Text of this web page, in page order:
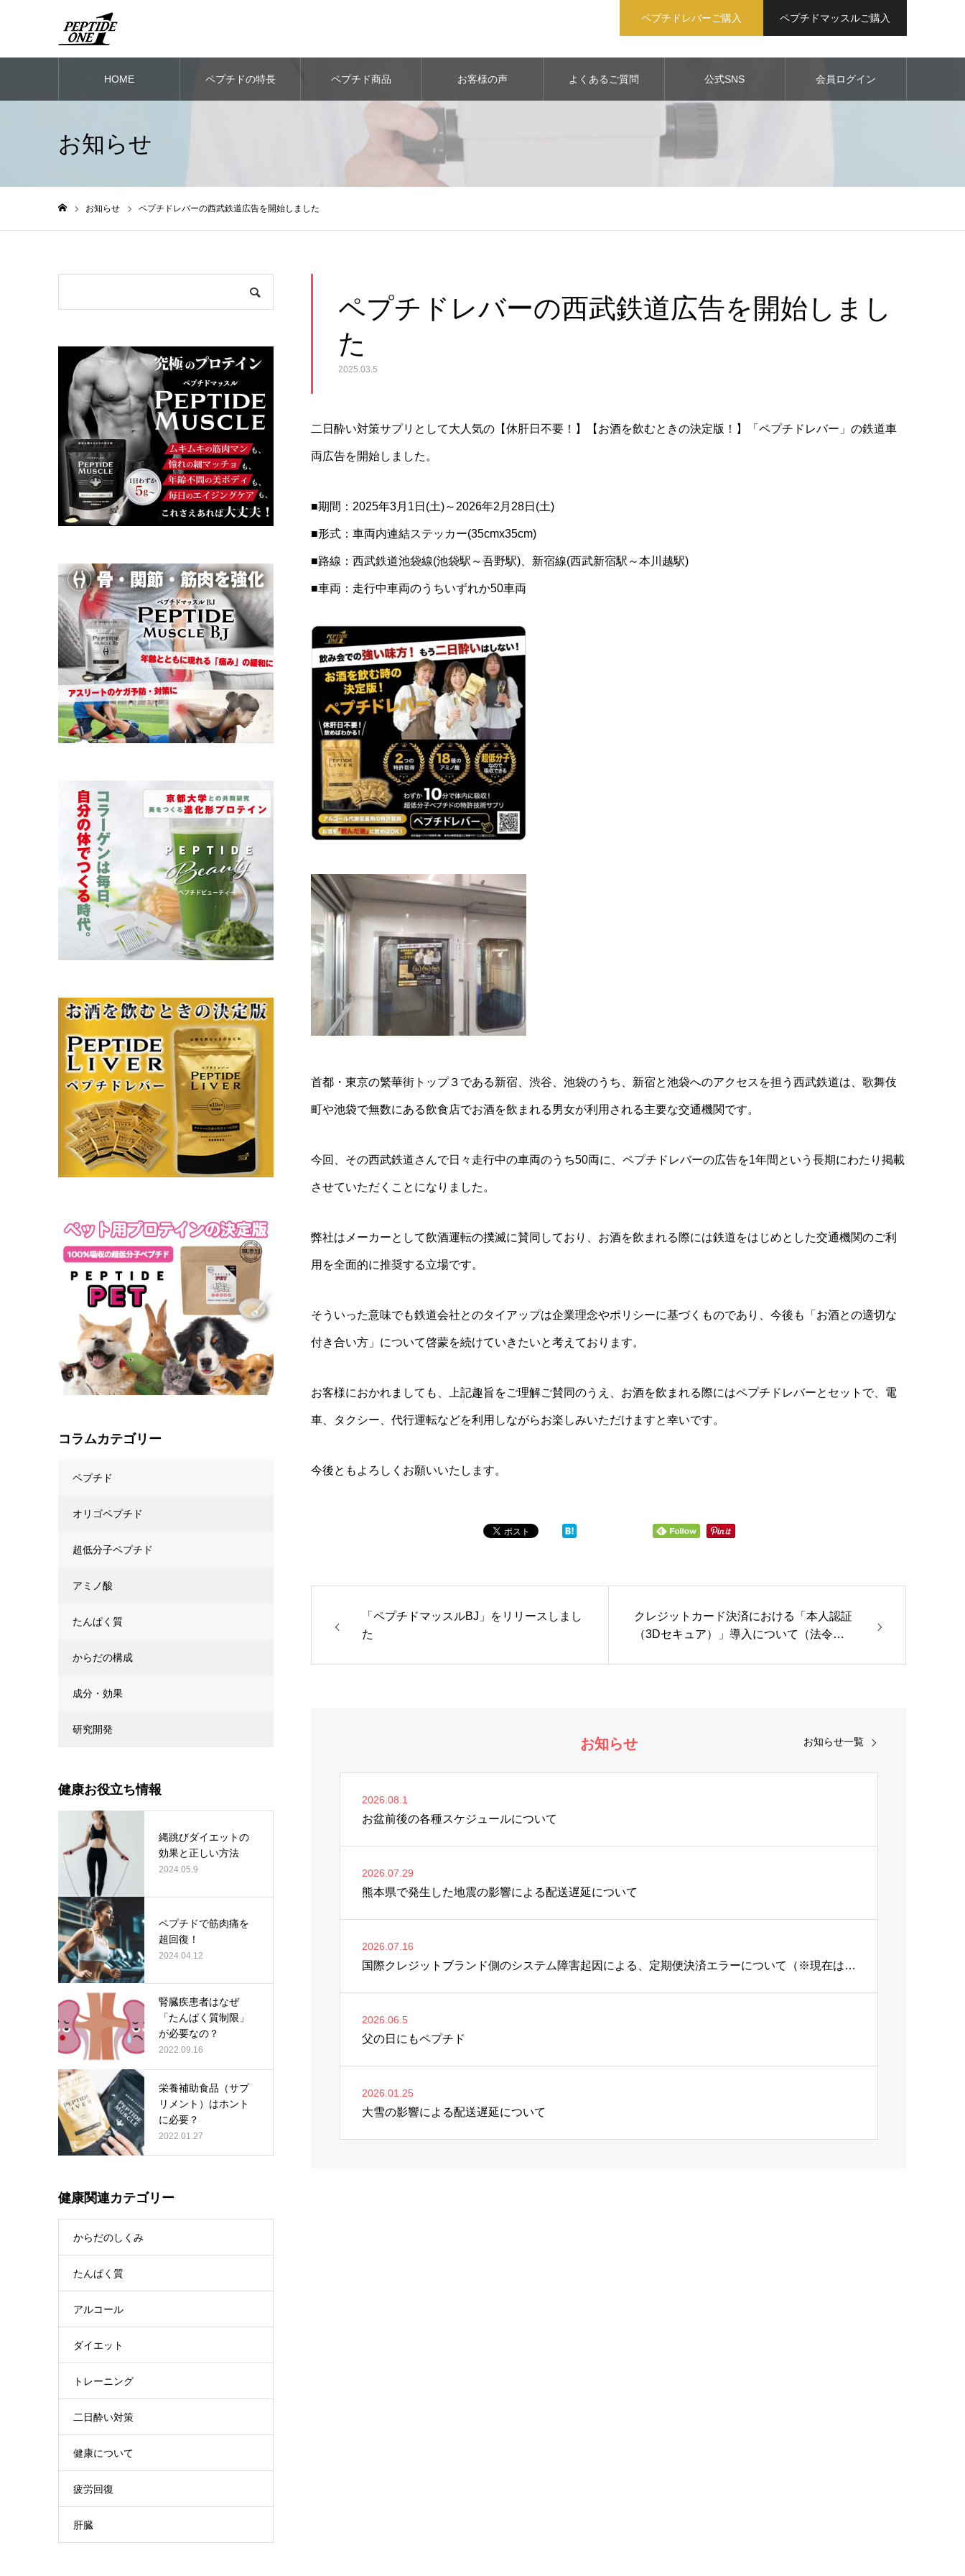
ペプチドレバーご購入 ペプチドマッスルご購入
HOME ペプチドの特長 ペプチド商品 お客様の声 よくあるご質問 公式SNS 会員ログイン
お知らせ
お知らせ ペプチドレバーの西武鉄道広告を開始しました
ペプチドレバーの西武鉄道広告を開始しまし
た
2025.03.5
二日酔い対策サプリとして大人気の【休肝日不要！】【お酒を飲むときの決定版！】「ペプチドレバー」の鉄道車
両広告を開始しました。
■期間：2025年3月1日(土)～2026年2月28日(土)
■形式：車両内連結ステッカー(35cmx35cm)
■路線：西武鉄道池袋線(池袋駅～吾野駅)、新宿線(西武新宿駅～本川越駅)
■車両：走行中車両のうちいずれか50車両
首都・東京の繁華街トップ３である新宿、渋谷、池袋のうち、新宿と池袋へのアクセスを担う西武鉄道は、歌舞伎
町や池袋で無数にある飲食店でお酒を飲まれる男女が利用される主要な交通機関です。
今回、その西武鉄道さんで日々走行中の車両のうち50両に、ペプチドレバーの広告を1年間という長期にわたり掲載
させていただくことになりました。
弊社はメーカーとして飲酒運転の撲滅に賛同しており、お酒を飲まれる際には鉄道をはじめとした交通機関のご利
用を全面的に推奨する立場です。
そういった意味でも鉄道会社とのタイアップは企業理念やポリシーに基づくものであり、今後も「お酒との適切な
付き合い方」について啓蒙を続けていきたいと考えております。
お客様におかれましても、上記趣旨をご理解ご賛同のうえ、お酒を飲まれる際にはペプチドレバーとセットで、電
車、タクシー、代行運転などを利用しながらお楽しみいただけますと幸いです。
今後ともよろしくお願いいたします。
「ペプチドマッスルBJ」をリリースしまし
た
クレジットカード決済における「本人認証
（3Dセキュア）」導入について（法令対
お知らせ
2026.08.1
お盆前後の各種スケジュールについて
2026.07.29
熊本県で発生した地震の影響による配送遅延について
2026.07.16
国際クレジットブランド側のシステム障害起因による、定期便決済エラーについて（※現在は復旧済み）
2026.06.5
父の日にもペプチド
2026.01.25
大雪の影響による配送遅延について
お知らせ一覧
コラムカテゴリー
ペプチド
オリゴペプチド
超低分子ペプチド
アミノ酸
たんぱく質
からだの構成
成分・効果
研究開発
健康お役立ち情報
縄跳びダイエットの
効果と正しい方法
2024.05.9
ペプチドで筋肉痛を
超回復！
2024.04.12
腎臓疾患者はなぜ
「たんぱく質制限」
が必要なの？
2022.09.16
栄養補助食品（サプ
リメント）はホント
に必要？
2022.01.27
健康関連カテゴリー
からだのしくみ
たんぱく質
アルコール
ダイエット
トレーニング
二日酔い対策
健康について
疲労回復
肝臓